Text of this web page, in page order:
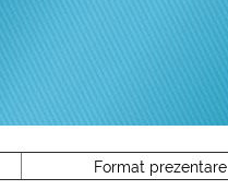
Format prezentare